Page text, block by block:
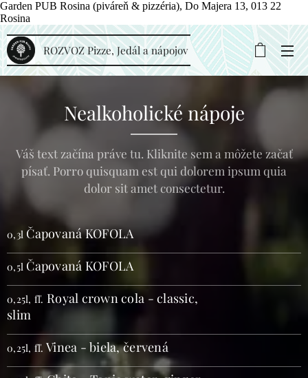
Garden PUB Rosina (piváreň & pizzéria), Do Majera 13, 013 22
Rosina
ROZVOZ Pizze, Jedál a nápojov
Nealkoholické nápoje
Váš text začína práve tu. Kliknite sem a môžete začať
písať. Porro quisquam est qui dolorem ipsum quia
dolor sit amet consectetur.
0,3l Čapovaná KOFOLA
0,5l Čapovaná KOFOLA
0,25l, fľ. Royal crown cola - classic,
slim
0,25l, fľ. Vinea - biela, červená